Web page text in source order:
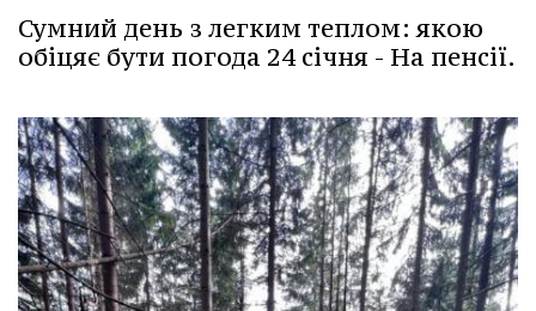
Сумний день з легким теплом: якою
обіцяє бути погода 24 січня - На пенсії.